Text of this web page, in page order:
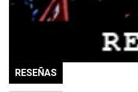
RESEÑAS